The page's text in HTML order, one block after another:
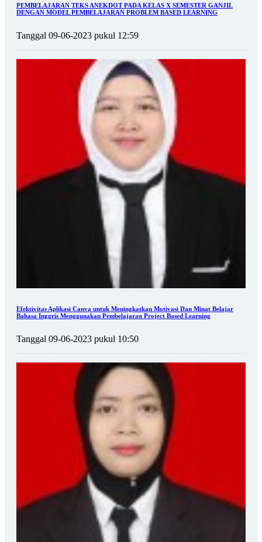
PEMBELAJARAN TEKS ANEKDOT PADA KELAS X SEMESTER GANJIL
DENGAN MODEL PEMBELAJARAN PROBLEM BASED LEARNING
Tanggal 09-06-2023 pukul 12:59
Efektivitas Aplikasi Canva untuk Meningkatkan Motivasi Dan Minat Belajar
Bahasa Inggris Menggunakan Pembelajaran Project Based Learning
Tanggal 09-06-2023 pukul 10:50